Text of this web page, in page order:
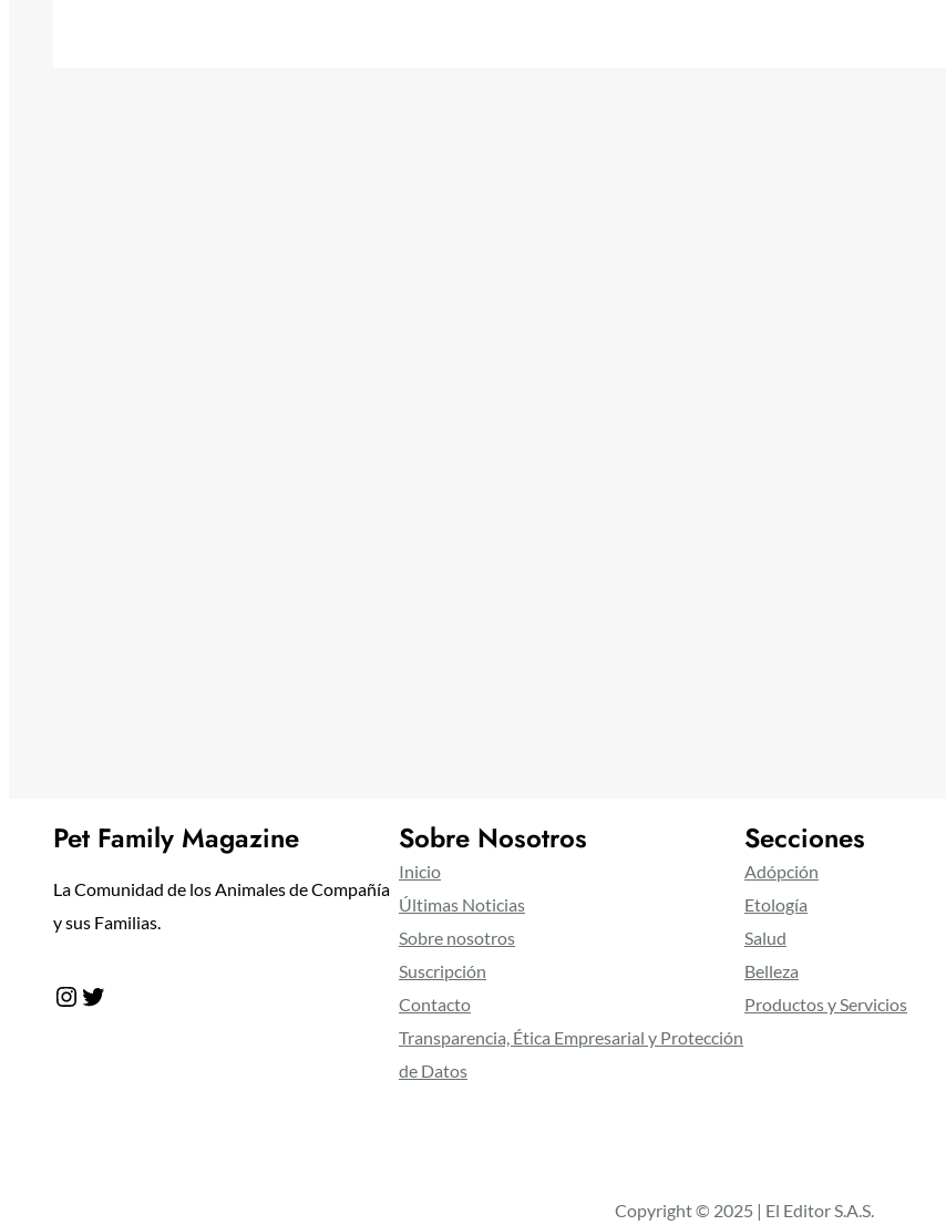
Pet Family Magazine
La Comunidad de los Animales de Compañía
y sus Familias.
Instagram Twitter
Sobre Nosotros
Inicio
Últimas Noticias
Sobre nosotros
Suscripción
Contacto
Transparencia, Ética Empresarial y Protección
de Datos
Secciones
Adópción
Etología
Salud
Belleza
Productos y Servicios
Copyright © 2025 | El Editor S.A.S.